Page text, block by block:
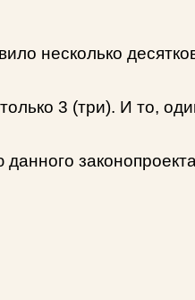
несколько
3 (три). И то,